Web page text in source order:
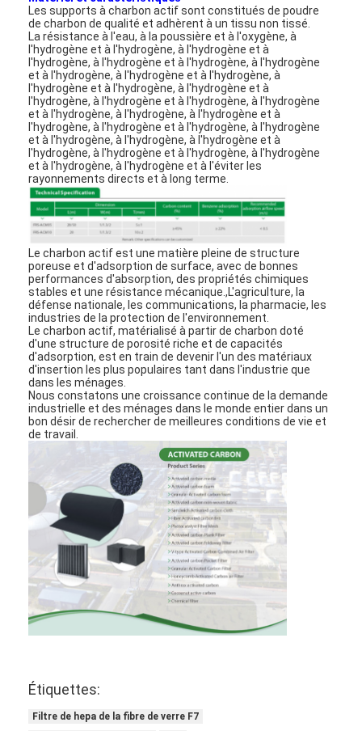
À la maison
Produits
À propos de nous
Visite de l'usine
Contrôle de la qualité
Nous contacter
Parlez Maintenant.
Les supports à charbon actif sont constitués de poudre
de charbon de qualité et adhèrent à un tissu non tissé.
La résistance à l'eau, à la poussière et à l'oxygène, à
l'hydrogène et à l'hydrogène, à l'hydrogène et à
l'hydrogène, à l'hydrogène et à l'hydrogène, à l'hydrogène
et à l'hydrogène, à l'hydrogène et à l'hydrogène, à
l'hydrogène et à l'hydrogène, à l'hydrogène et à
l'hydrogène, à l'hydrogène et à l'hydrogène, à l'hydrogène
et à l'hydrogène, à l'hydrogène, à l'hydrogène et à
l'hydrogène, à l'hydrogène et à l'hydrogène, à l'hydrogène
et à l'hydrogène, à l'hydrogène, à l'hydrogène et à
l'hydrogène, à l'hydrogène et à l'hydrogène, à l'hydrogène
et à l'hydrogène, à l'hydrogène et à l'éviter les
rayonnements directs et à long terme.
Le charbon actif est une matière pleine de structure
poreuse et d'adsorption de surface, avec de bonnes
performances d'absorption, des propriétés chimiques
stables et une résistance mécanique.,L'agriculture, la
défense nationale, les communications, la pharmacie, les
industries de la protection de l'environnement.
Le charbon actif, matérialisé à partir de charbon doté
d'une structure de porosité riche et de capacités
d'adsorption, est en train de devenir l'un des matériaux
d'insertion les plus populaires tant dans l'industrie que
dans les ménages.
Nous constatons une croissance continue de la demande
industrielle et des ménages dans le monde entier dans un
bon désir de rechercher de meilleures conditions de vie et
de travail.
Étiquettes:
Filtre de hepa de la fibre de verre F7